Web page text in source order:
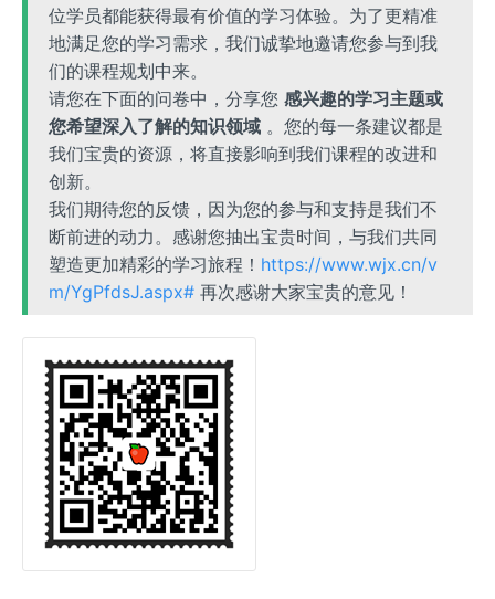
位学员都能获得最有价值的学习体验。为了更精准
地满足您的学习需求，我们诚挚地邀请您参与到我
们的课程规划中来。
请您在下面的问卷中，分享您感兴趣的学习主题或
您希望深入了解的知识领域 。您的每一条建议都是
我们宝贵的资源，将直接影响到我们课程的改进和
创新。
我们期待您的反馈，因为您的参与和支持是我们不
断前进的动力。感谢您抽出宝贵时间，与我们共同
塑造更加精彩的学习旅程！ https://www.wjx.cn/v
m/YgPfdsJ.aspx# 再次感谢大家宝贵的意见！